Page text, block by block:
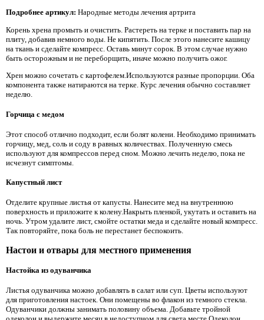
Подробнее артикул: Народные методы лечения артрита
Корень хрена промыть и очистить. Растереть на терке и поставить пар на
плиту, добавив немного воды. Не кипятить. После этого нанесите кашицу
на ткань и сделайте компресс. Оставь минут сорок. В этом случае нужно
быть осторожным и не переборщить, иначе можно получить ожог.
Хрен можно сочетать с картофелем.Используются разные пропорции. Оба
компонента также натираются на терке. Курс лечения обычно составляет
неделю.
Горчица с медом
Этот способ отлично подходит, если болят колени. Необходимо принимать
горчицу, мед, соль и соду в равных количествах. Полученную смесь
используют для компрессов перед сном. Можно лечить неделю, пока не
исчезнут симптомы.
Капустный лист
Отделите крупные листья от капусты. Нанесите мед на внутреннюю
поверхность и приложите к колену.Накрыть пленкой, укутать и оставить на
ночь. Утром удалите лист, смойте остатки меда и сделайте новый компресс.
Так повторяйте, пока боль не перестанет беспокоить.
Настои и отвары для местного применения
Настойка из одуванчика
Листья одуванчика можно добавлять в салат или суп. Цветы используют
для приготовления настоек. Они помещены во флакон из темного стекла.
Одуванчики должны занимать половину объема. Добавьте тройной